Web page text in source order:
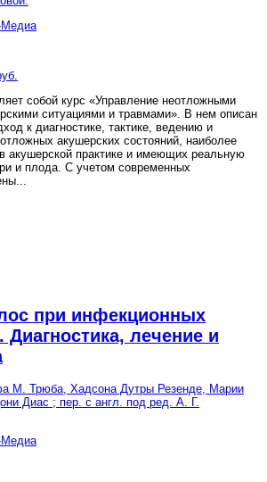
собой курс «Управление неотложными
ситуациями и травмами». В нем описан
к диагностике, тактике, ведению и
акушерских состояний, наиболее
акушерской практике и имеющих реальную
и плода. С учетом современных
...
при инфекционных
Диагностика, лечение и
М. Трюба, Хадсона Дутры Резенде, Марии
Диас ; пер. с англ. под ред. А. Г.